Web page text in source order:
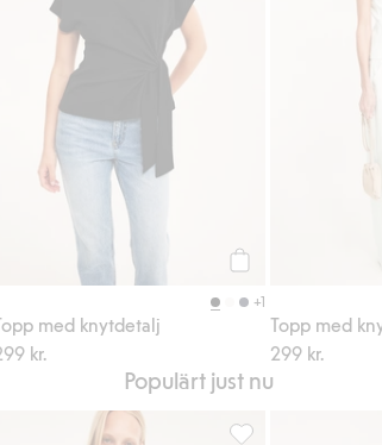
+1
med knytdetalj
kr.
Topp med
299 kr.
Populärt just nu